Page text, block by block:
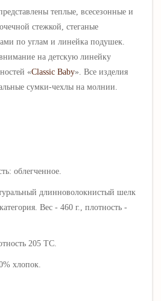
теплые, всесезонные и
стежкой, стеганые
по углам и линейка подушек.
на детскую линейку
«Classic Baby». Все изделия
сумки-чехлы на молнии.
облегченное.
длинноволокнистый шелк
Вес - 460 г., плотность -
205 ТС.
хлопок.